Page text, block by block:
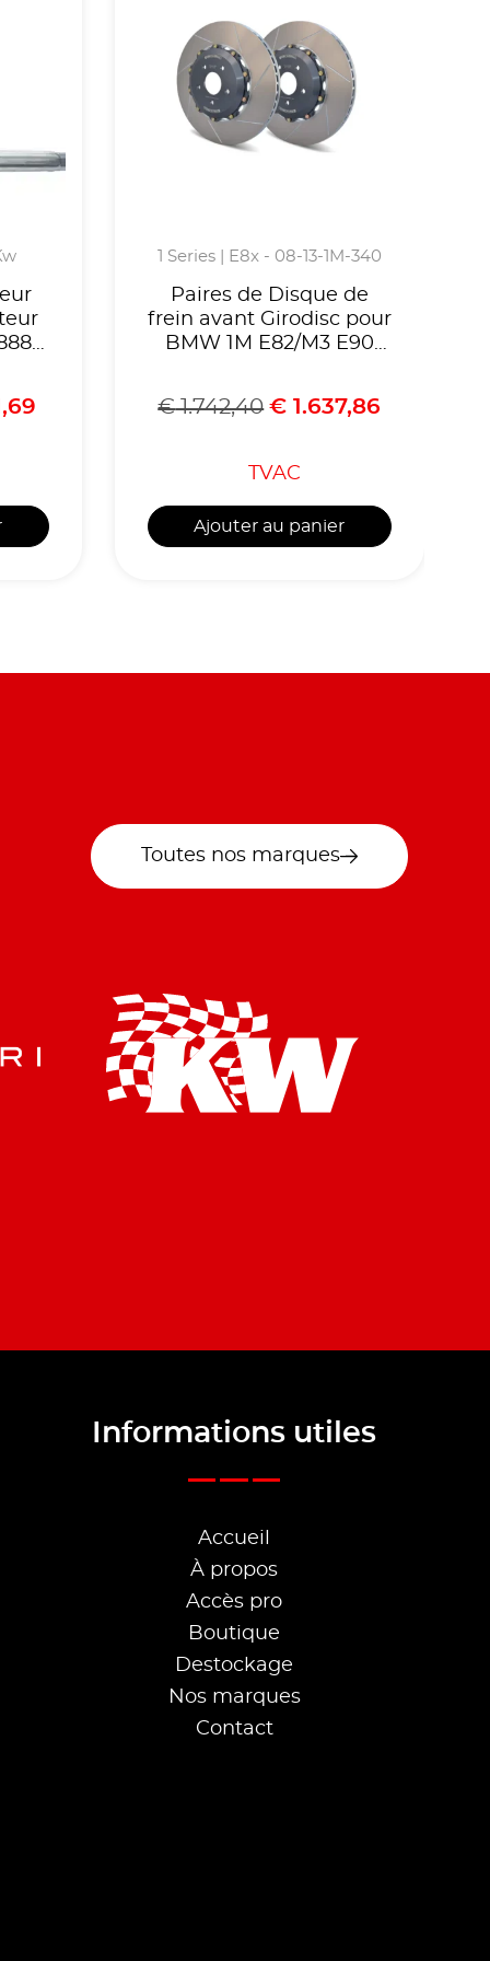
1 Series | E8x - 08-13-1M-340
Paires de Disque de
frein avant Girodisc pour
BMW 1M E82/M3 E90
€1.742,40 € 1.637,86
TVAC
Ajouter au panier
Toutes nos marques
Informations utiles
Accueil
À propos
Accès pro
Boutique
Destockage
Nos marques
Contact